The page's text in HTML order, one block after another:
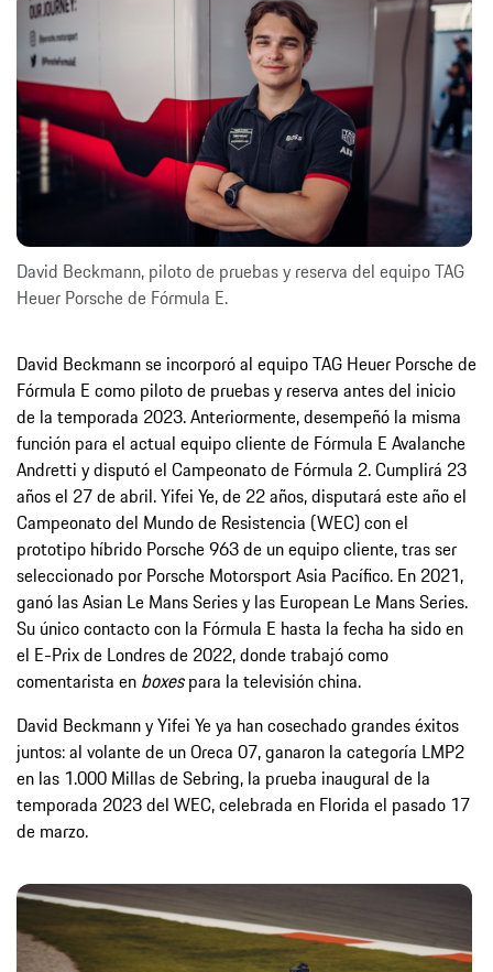
David Beckmann, piloto de pruebas y reserva del equipo TAG
Heuer Porsche de Fórmula E.
David Beckmann se incorporó al equipo TAG Heuer Porsche de
Fórmula E como piloto de pruebas y reserva antes del inicio
de la temporada 2023. Anteriormente, desempeñó la misma
función para el actual equipo cliente de Fórmula E Avalanche
Andretti y disputó el Campeonato de Fórmula 2. Cumplirá 23
años el 27 de abril. Yifei Ye, de 22 años, disputará este año el
Campeonato del Mundo de Resistencia (WEC) con el
prototipo híbrido Porsche 963 de un equipo cliente, tras ser
seleccionado por Porsche Motorsport Asia Pacífico. En 2021,
ganó las Asian Le Mans Series y las European Le Mans Series.
Su único contacto con la Fórmula E hasta la fecha ha sido en
el E-Prix de Londres de 2022, donde trabajó como
comentarista en boxespara la televisión china.
David Beckmann y Yifei Ye ya han cosechado grandes éxitos
juntos: al volante de un Oreca 07, ganaron la categoría LMP2
en las 1.000 Millas de Sebring, la prueba inaugural de la
temporada 2023 del WEC, celebrada en Florida el pasado 17
de marzo.